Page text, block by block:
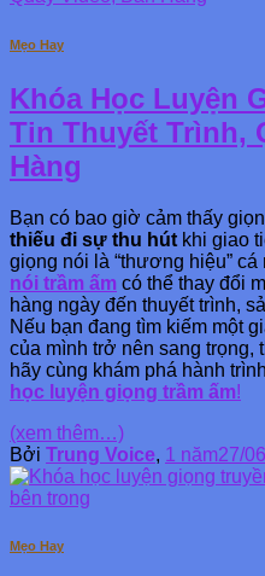
Mẹo Hay
Khóa Học Luyện
Tin Thuyết Trình,
Hàng
Bạn có bao giờ cảm thấy
thiếu đi sự thu hút khi giao
giọng nói là “thương hiệu”
nói trầm ấm có thể thay đổi
hàng ngày đến thuyết trình,
Nếu bạn đang tìm kiếm một
của mình trở nên sang trọng,
hãy cùng khám phá hành
học luyện giọng trầm ấm!
(xem thêm…)
Bởi Trung Voice, 1 năm27/
Mẹo Hay